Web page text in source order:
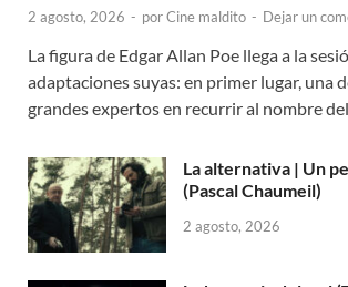
2 agosto, 2026 - porCine maldito - Dejar un
La figura de Edgar Allan Poe llega a la
adaptaciones suyas: en primer lugar, una
grandes expertos en recurrir al nombre
La alternativa | Un
(Pascal Chaumeil)
2 agosto, 2026